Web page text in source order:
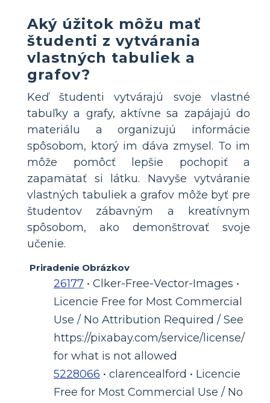
Aký úžitok môžu mať
študenti z vytvárania
vlastných tabuliek a
grafov?
Keď študenti vytvárajú svoje vlastné
tabuľky a grafy, aktívne sa zapájajú do
materiálu a organizujú informácie
spôsobom, ktorý im dáva zmysel. To im
môže pomôcť lepšie pochopiť a
zapamätať si látku. Navyše vytváranie
vlastných tabuliek a grafov môže byť pre
študentov zábavným a kreatívnym
spôsobom, ako demonštrovať svoje
učenie.
Priradenie Obrázkov
26177 • Clker-Free-Vector-Images •
Licencie Free for Most Commercial
Use / No Attribution Required / See
https://pixabay.com/service/license/
for what is not allowed
5228066 • clarencealford • Licencie
Free for Most Commercial Use / No